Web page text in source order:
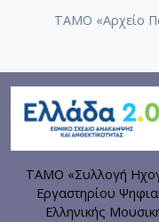
ΤΑΜΟ «Αρχείο
ΤΑΜΟ «Συλλογή
Εργαστηρίου
Ελληνικής